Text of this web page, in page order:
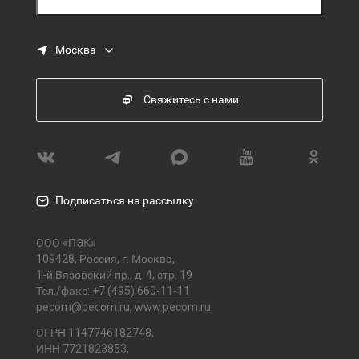
Москва
Свяжитесь с нами
Подписаться на рассылку
ООО «ПЭК»
109428, Россия, г. Москва,
1-й Вязовский пр., д. 4, стр. 19
Тел./факс: +7 (495) 660-11-11
pecom@pecom.ru, www.pecom.ru
ОГРН 1147746182748,
ИНН 7721823853,